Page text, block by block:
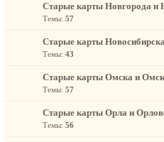
Старые карты Новгорода и
Темы: 57
Старые карты
Темы: 43
Старые карты Омска и
Темы: 57
Старые карты Орла и
Темы: 56